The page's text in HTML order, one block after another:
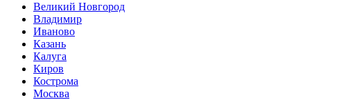
Великий Новгород
Владимир
Иваново
Казань
Калуга
Киров
Кострома
Москва